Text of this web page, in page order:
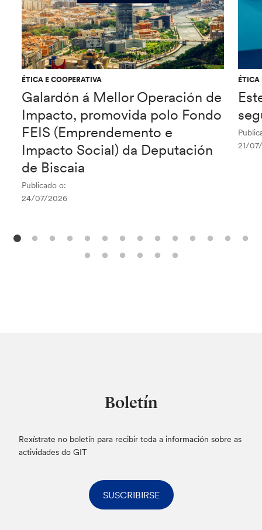
ÉTICA E COOPERATIVA
Galardón á Mellor Operación de
Impacto, promovida polo Fondo
FEIS (Emprendemento e
Impacto Social) da Deputación
de Biscaia
Publicado o:
24/07/2026
ÉTICA
21/
Boletín
Rexístrate no boletín para recibir toda a información sobre as
actividades do GIT
SUSCRIBIRSE